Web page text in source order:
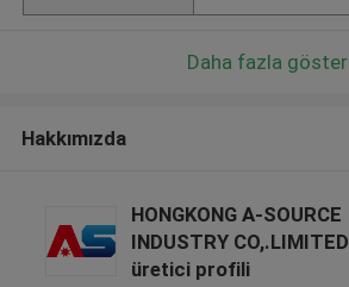
Daha fazla göster
Hakkımızda
HONGKONG A-SOURCE
INDUSTRY CO,.LIMITED
üretici profili